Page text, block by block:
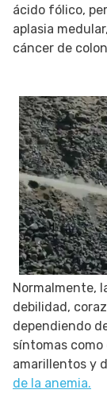
ácido fólico,
aplasia
cáncer de
Normalmente,
debilidad,
dependiendo
síntomas como
amarillentos y
de la anemia.